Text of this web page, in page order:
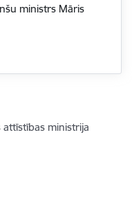
ministrs Māris
ministrija